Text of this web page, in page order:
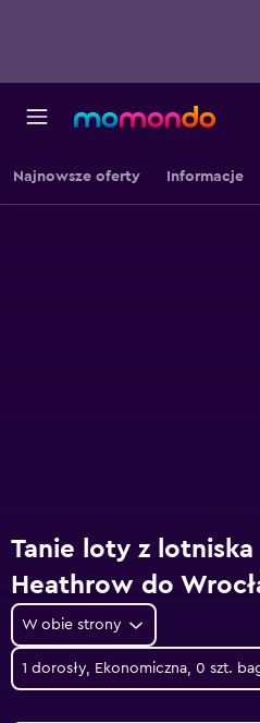
Najnowsze oferty Informacje
Tanie loty z
Heathrow do
W obie strony
1 dorosły, Ekonomiczna, 0 szt.